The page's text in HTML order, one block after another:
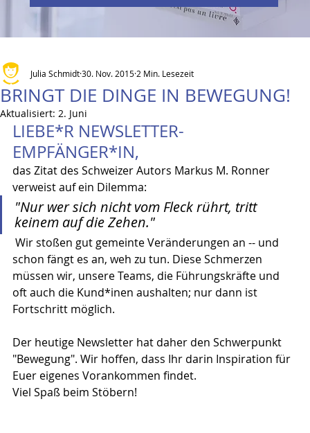
BRINGT DIE DINGE IN BEWEGUNG!
Julia Schmidt30. Nov. 2015 2 Min. Lesezeit
Aktualisiert: 2. Juni
LIEBE*R NEWSLETTER-
EMPFÄNGER*IN,
das Zitat des Schweizer Autors Markus M. Ronner
verweist auf ein Dilemma:
"Nur wer sich nicht vom Fleck rührt, tritt
keinem auf die Zehen."
schon fängt es an, weh zu tun. Diese Schmerzen
müssen wir, unsere Teams, die Führungskräfte und
oft auch die Kund*inen aushalten; nur dann ist
Fortschritt möglich.
Der heutige Newsletter hat daher den Schwerpunkt
"Bewegung". Wir hoffen, dass Ihr darin Inspiration für
Euer eigenes Vorankommen findet.
Viel Spaß beim Stöbern!